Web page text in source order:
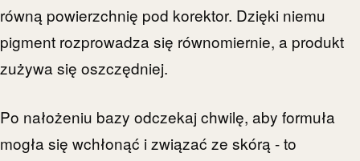
równą powierzchnię pod korektor. Dzięki niemu
pigment rozprowadza się równomiernie, a produkt
zużywa się oszczędniej.
Po nałożeniu bazy odczekaj chwilę, aby formuła
mogła się wchłonąć i związać ze skórą - to